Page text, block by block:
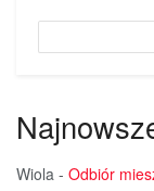
Wiola - Odbiór